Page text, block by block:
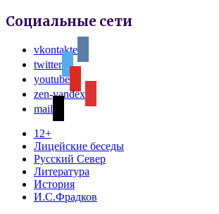
Социальные сети
vkontakte
twitter
youtube
zen-yandex
mail
12+
Лицейские беседы
Русский Север
Литература
История
И.С.Фрадков